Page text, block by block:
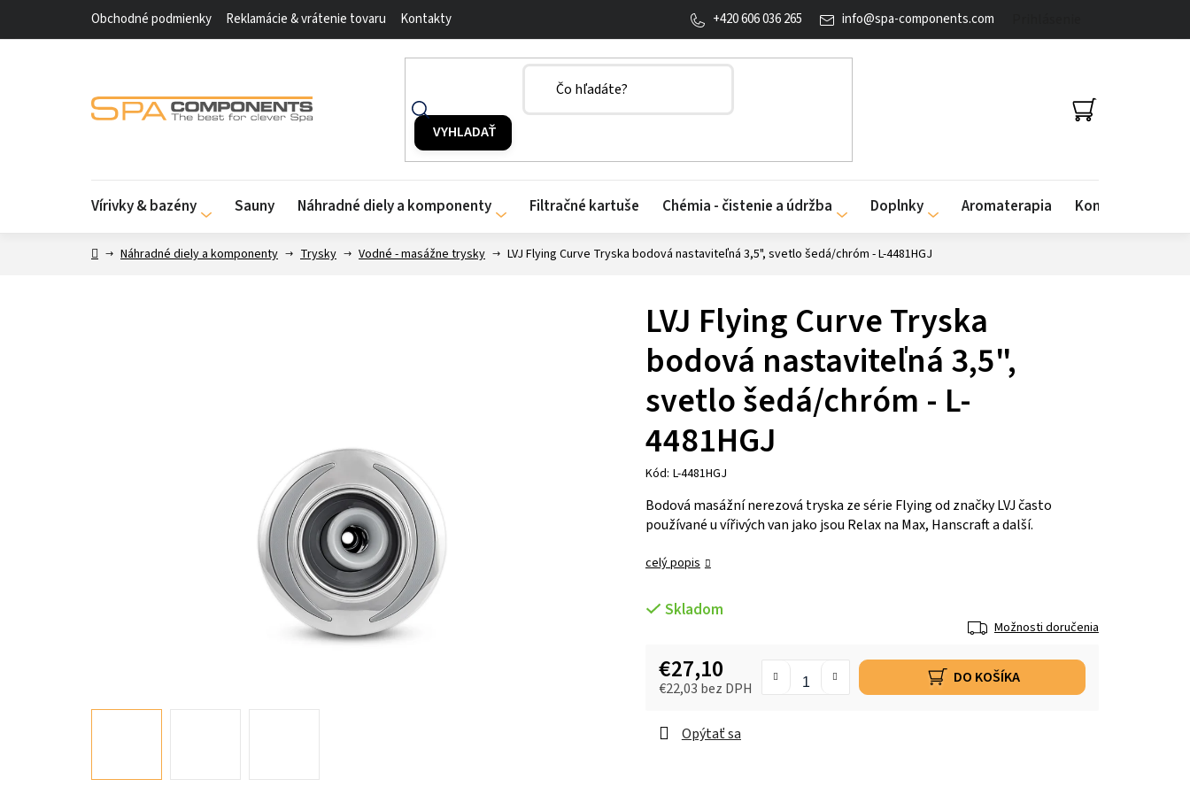
Obchodné podmienky Reklamácie & vrátenie tovaru Kontakty info@spa-components.com
+420 606 036 265
NÁKUPNÝ
KOŠÍK
Vírivky & bazény Sauny Náhradné diely a komponenty Filtračné kartuše Chémia - čistenie a údržba Doplnky Aromaterapia Kontakty
DomovNáhradné diely a komponenty Trysky Vodné - masážne trysky LVJ Flying Curve Tryska bodová nastaviteľná 3,5", svetlo šedá/chróm - L-4481HGJ
LVJ Flying Curve Tryska
bodová nastaviteľná 3,5",
svetlo šedá/chróm - L-
4481HGJ
Kód: L-4481HGJ
Bodová masážní nerezová tryska ze série Flying od značky LVJ často
používané u vířivých van jako jsou Relax na Max, Hanscraft a další.
celý popis
Skladom
Možnosti doručenia
€27,10
€22,03 bez DPH
DO KOŠÍKA
Opýtať sa